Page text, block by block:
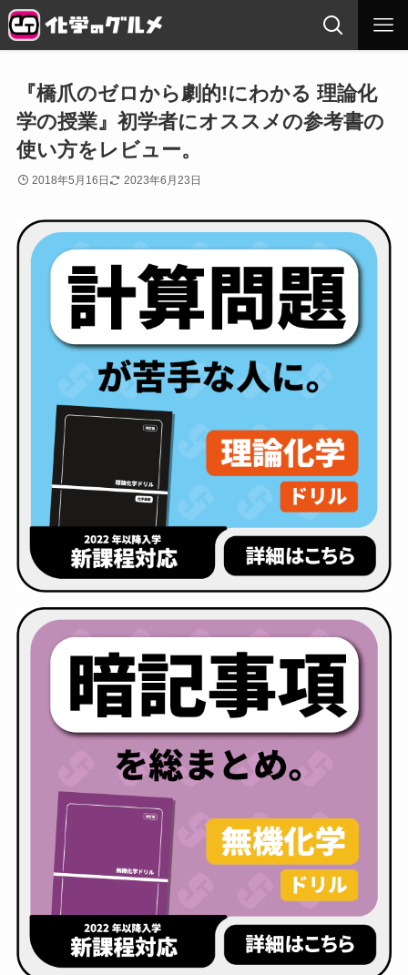
『橋爪のゼロから劇的!にわかる 理論化
学の授業』初学者にオススメの参考書の
使い方をレビュー。
2018年5月16日 2023年6月23日